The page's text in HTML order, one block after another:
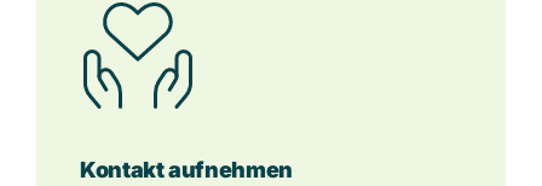
Kontakt aufnehmen